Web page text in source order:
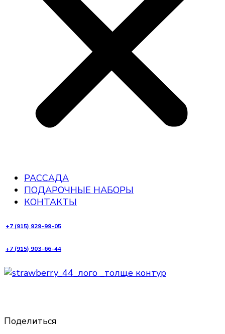
РАССАДА
ПОДАРОЧНЫЕ НАБОРЫ
КОНТАКТЫ
+7 (915) 929-99-05
+7 (915) 903-66-44
Поделиться